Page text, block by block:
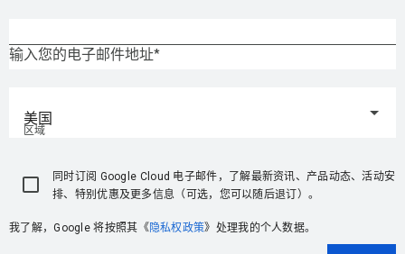
输入您的电子邮件地址
区域
美国
同时订阅 Google Cloud 电子邮件，了解最新资讯、产品动态、活动安
排、特别优惠及更多信息（可选，您可以随后退订）。
我了解，Google 将按照其《隐私权政策》处理我的个人数据。